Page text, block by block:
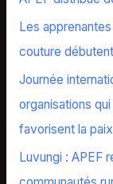
r
:Les
couture
Journée
organisations
favorisent la paix
Luvungi : APEF